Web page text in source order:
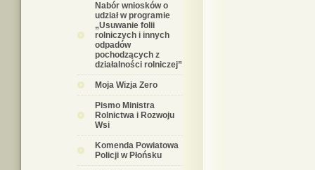
Nabór wniosków o
udział w programie
„Usuwanie folii
rolniczych i innych
odpadów
pochodzących z
działalności rolniczej”
Moja Wizja Zero
Pismo Ministra
Rolnictwa i Rozwoju
Wsi
Komenda Powiatowa
Policji w Płońsku